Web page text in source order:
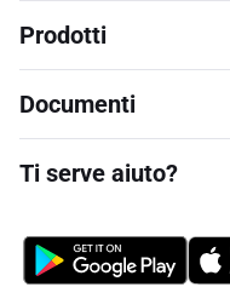
Prodotti
Documenti
Ti serve aiuto?